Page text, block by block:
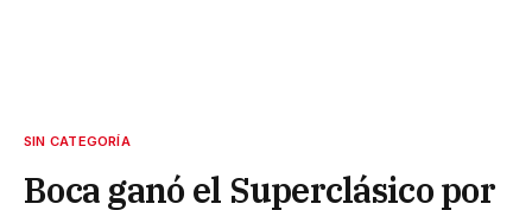
SIN CATEGORÍA
Boca ganó el Superclásico por